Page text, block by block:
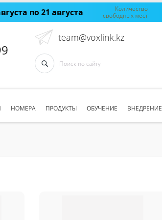
по 21 августа
Количество
свободных мест
team@voxlink.kz
НОМЕРА ПРОДУКТЫ ОБУЧЕНИЕ ВНЕДРЕНИЕ